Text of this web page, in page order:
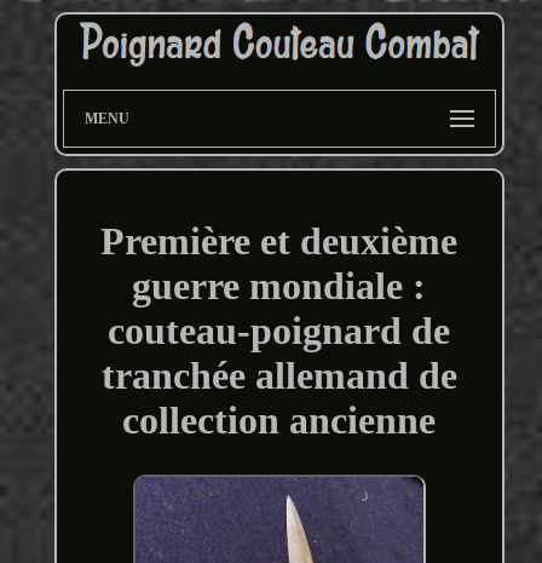
MENU
Première et deuxième
guerre mondiale :
couteau-poignard de
tranchée allemand de
collection ancienne